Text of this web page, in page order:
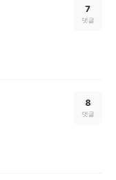
7
댓글
8
댓글